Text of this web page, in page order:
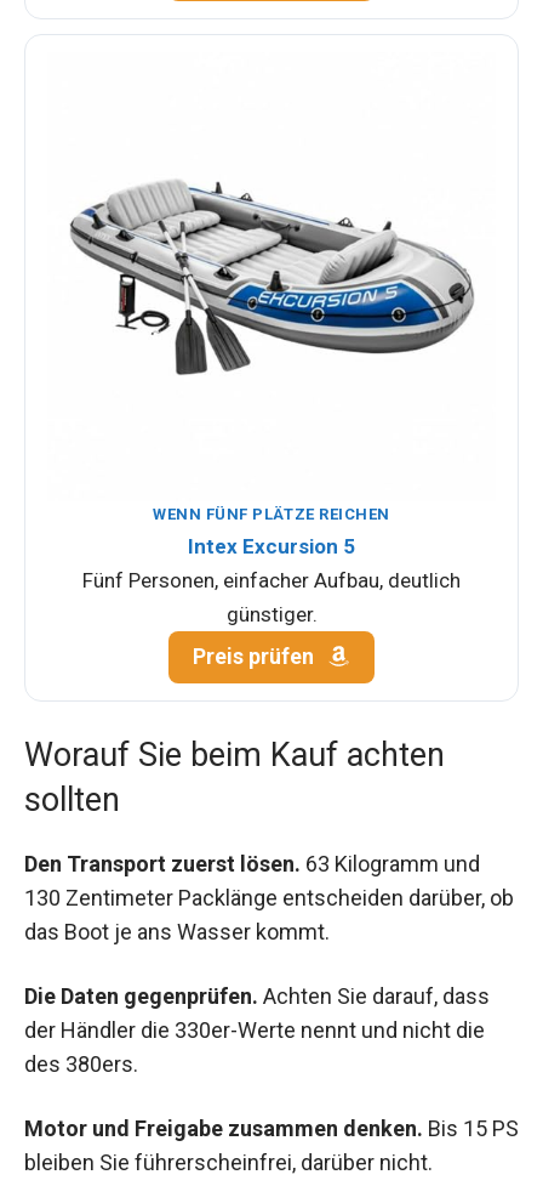
WENN FÜNF PLÄTZE REICHEN
Intex Excursion 5
Fünf Personen, einfacher Aufbau, deutlich
günstiger.
Preis prüfen
Worauf Sie beim Kauf achten
sollten
Den Transport zuerst lösen. 63 Kilogramm und
130 Zentimeter Packlänge entscheiden darüber, ob
das Boot je ans Wasser kommt.
Die Daten gegenprüfen. Achten Sie darauf, dass
der Händler die 330er-Werte nennt und nicht die
des 380ers.
Motor und Freigabe zusammen denken. Bis 15 PS
bleiben Sie führerscheinfrei, darüber nicht.